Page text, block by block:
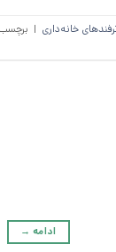
خانه‌داری |
ادامه →